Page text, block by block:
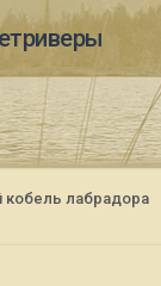
лабрадора